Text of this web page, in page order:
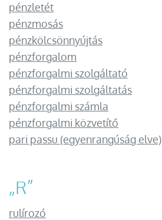
pénzletét
pénzmosás
pénzkölcsönnyújtás
pénzforgalom
pénzforgalmi szolgáltató
pénzforgalmi szolgáltatás
pénzforgalmi számla
pénzforgalmi közvetítő
pari passu (egyenrangúság elve)
„R”
rulírozó